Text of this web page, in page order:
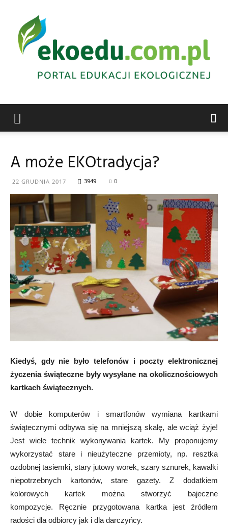
ekologiczna
Abrys
A może EKOtradycja?
22 GRUDNIA 2017 3949 0
Kiedyś, gdy nie było telefonów i poczty elektronicznej
życzenia świąteczne były wysyłane na okolicznościowych
kartkach świątecznych.
W dobie komputerów i smartfonów wymiana kartkami
świątecznymi odbywa się na mniejszą skalę, ale wciąż żyje!
Jest wiele technik wykonywania kartek. My proponujemy
wykorzystać stare i nieużyteczne przemioty, np. resztka
ozdobnej tasiemki, stary jutowy worek, szary sznurek, kawałki
niepotrzebnych kartonów, stare gazety. Z dodatkiem
kolorowych kartek można stworzyć bajeczne
kompozycje. Ręcznie przygotowana kartka jest źródłem
radości dla odbiorcy jak i dla darczyńcy.